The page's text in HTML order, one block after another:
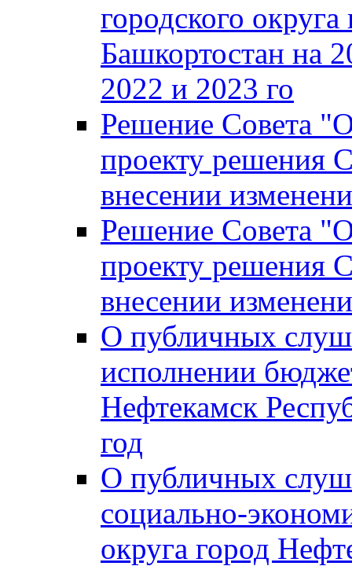
городского
Башкортостан на
2022 и 2023 го
Решение Совета
проекту решения
внесении
Решение Совета
проекту решения
внесении
О публичных
исполнении
Нефтекамск
год
О публичных
социально-
округа город